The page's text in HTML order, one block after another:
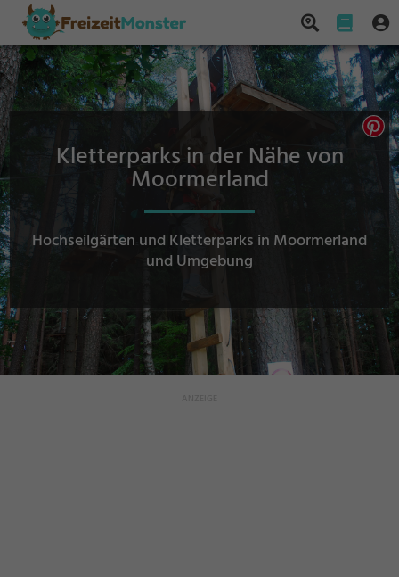
Kletterparks in der Nähe von
Moormerland
Hochseilgärten und Kletterparks in Moormerland
und Umgebung